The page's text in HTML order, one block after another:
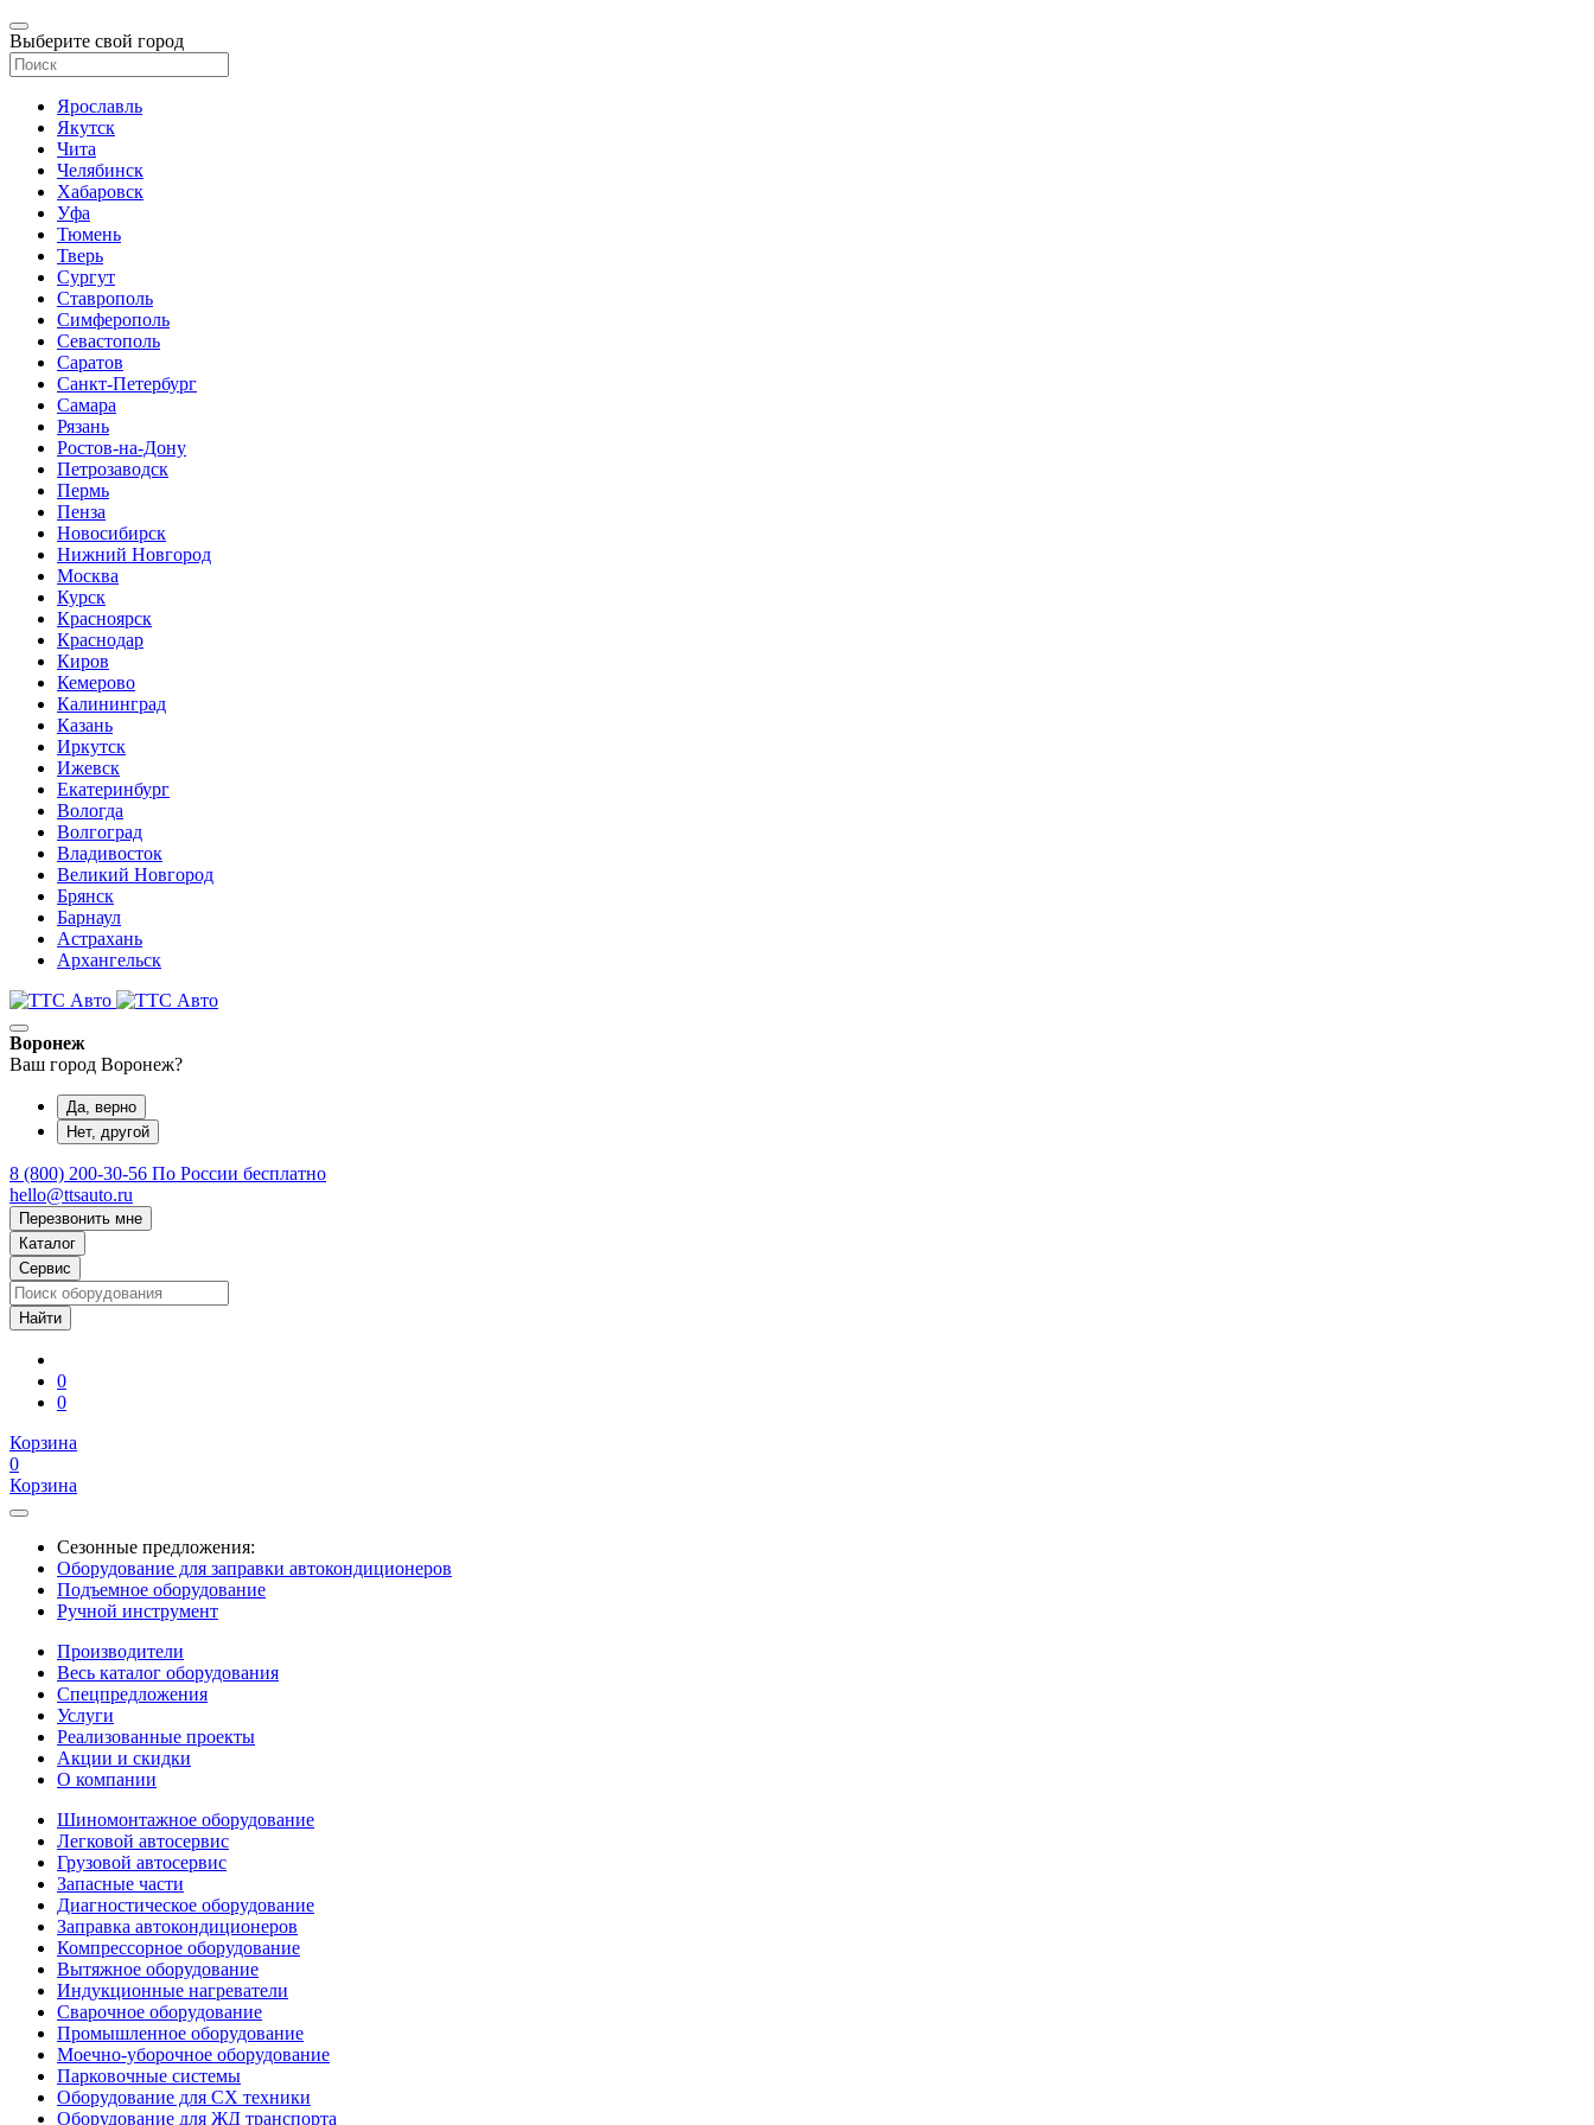
Выберите свой город
Ярославль
Якутск
Чита
Челябинск
Хабаровск
Уфа
Тюмень
Тверь
Сургут
Ставрополь
Симферополь
Севастополь
Саратов
Санкт-Петербург
Самара
Рязань
Ростов-на-Дону
Петрозаводск
Пермь
Пенза
Новосибирск
Нижний Новгород
Москва
Курск
Красноярск
Краснодар
Киров
Кемерово
Калининград
Казань
Иркутск
Ижевск
Екатеринбург
Вологда
Волгоград
Владивосток
Великий Новгород
Брянск
Барнаул
Астрахань
Архангельск
Воронеж
Ваш город Воронеж?
Да, верно
Нет, другой
8 (800) 200-30-56 По России бесплатно
hello@ttsauto.ru
Перезвонить мне
Каталог
Сервис
0
0
Корзина
0
Корзина
Сезонные предложения:
Оборудование для заправки автокондиционеров
Подъемное оборудование
Ручной инструмент
Производители
Весь каталог оборудования
Спецпредложения
Услуги
Реализованные проекты
Акции и скидки
О компании
Шиномонтажное оборудование
Легковой автосервис
Грузовой автосервис
Запасные части
Диагностическое оборудование
Заправка автокондиционеров
Компрессорное оборудование
Вытяжное оборудование
Индукционные нагреватели
Сварочное оборудование
Промышленное оборудование
Моечно-уборочное оборудование
Парковочные системы
Оборудование для СХ техники
Оборудование для ЖД транспорта